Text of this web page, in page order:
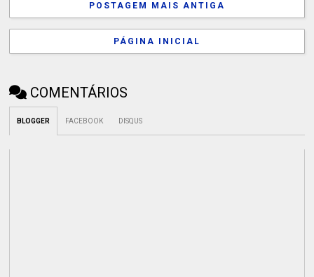
POSTAGEM MAIS ANTIGA
PÁGINA INICIAL
COMENTÁRIOS
BLOGGER FACEBOOK DISQUS